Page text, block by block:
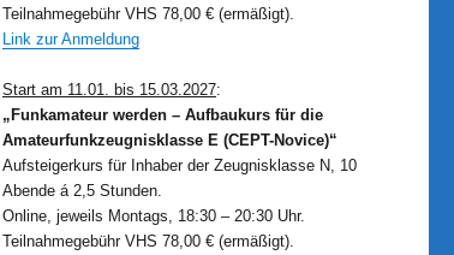
Teilnahmegebühr VHS 78,00 € (ermäßigt).
Link zur Anmeldung
Start am 11.01. bis 15.03.2027:
„Funkamateur werden – Aufbaukurs für die
Amateurfunkzeugnisklasse E (CEPT-Novice)“
Aufsteigerkurs für Inhaber der Zeugnisklasse N, 10
Abende á 2,5 Stunden.
Online, jeweils Montags, 18:30 – 20:30 Uhr.
Teilnahmegebühr VHS 78,00 € (ermäßigt).